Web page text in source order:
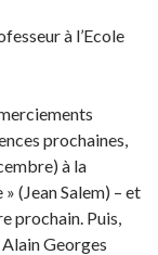
à l’Ecole
prochaines,
à la
(Jean Salem) – et
prochain. Puis,
Georges